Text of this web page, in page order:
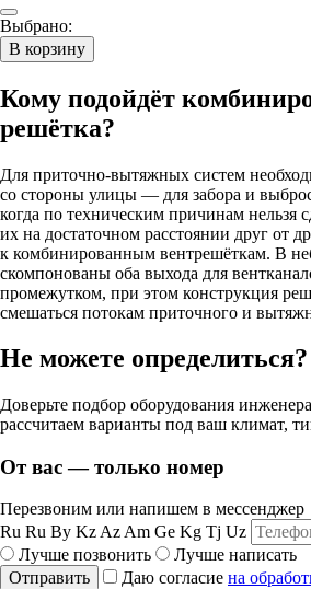
Выбрано:
В корзину
Кому подойдёт
решётка?
Для приточно-вытяжных систем
со стороны улицы — для забора и
когда по техническим причинам нельзя
их на достаточном расстоянии друг от
к комбинированным вентрешёткам. В
скомпонованы оба выхода для
промежутком, при этом конструкция
смешаться потокам приточного и
Не можете определиться?
Доверьте подбор оборудования
рассчитаем варианты под ваш климат,
От вас — только номер
Перезвоним или напишем в мессенджер
Ru Ru By Kz Az Am Ge Kg Tj Uz
Лучше позвонить
Лучше написать
Отправить
Даю согласие на